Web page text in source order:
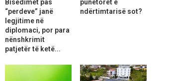
Bisedimet pas
“perdeve” janë
legjitime në
diplomaci, por para
nënshkrimit
patjetër të ketë...
punëtorët e
ndërtimtarisë sot?